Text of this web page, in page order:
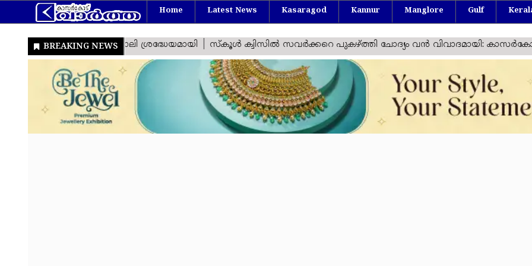
Home Latest News Kasaragod Kannur Manglore Gulf